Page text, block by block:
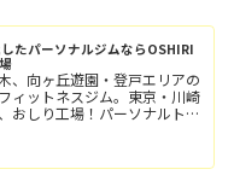
たパーソナルジムならOSHIRI
、向ヶ丘遊園・登戸エリアの
ィットネスジム。東京・川崎
おしり工場！パーソナルトレ